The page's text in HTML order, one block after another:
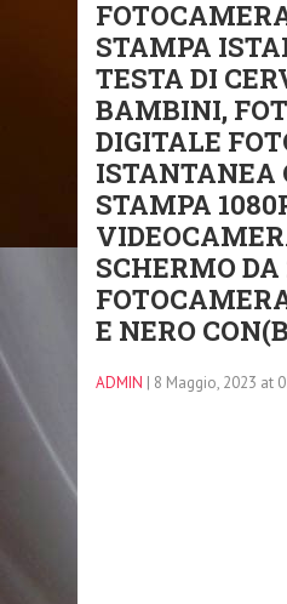
STAMPA
TESTA DI
BAMBINI,
DIGITALE
ISTANTANEA
STAMPA
SCHERMO
E NERO
ADMIN | 8 Maggio, 2023 at